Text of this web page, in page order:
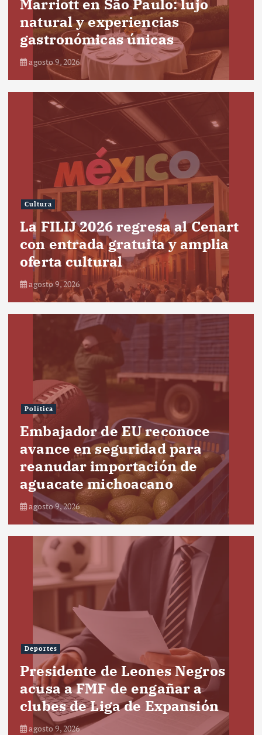
Marriott en São Paulo: lujo
natural y experiencias
gastronómicas únicas
agosto 9, 2026
Cultura
La FILIJ 2026 regresa al Cenart
con entrada gratuita y amplia
oferta cultural
agosto 9, 2026
Política
Embajador de EU reconoce
avance en seguridad para
reanudar importación de
aguacate michoacano
agosto 9, 2026
Deportes
Presidente de Leones Negros
acusa a FMF de engañar a
clubes de Liga de Expansión
agosto 9, 2026